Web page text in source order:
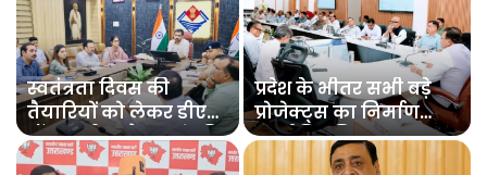
स्वतंत्रता दिवस की
तैयारियों को लेकर डीएम
डॉ0 आशीष चौहान ने की
समीक्षा बैठक
प्रदेश के भीतर सभी बड़े
प्रोजेक्ट्स का निर्माण
कार्य नियमित समय पर
पूरा हो : मुख्य सचिव